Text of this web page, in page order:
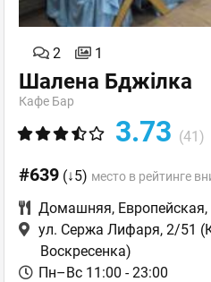
2 1
Шалена Бджілка
Кафе Бар
3.73 (41)
#639 (↓5) место в рейтинге
Домашняя, Европейская,
ул. Сержа Лифаря, 2/51
Воскресенка)
Пн–Вс 11:00 - 23:00